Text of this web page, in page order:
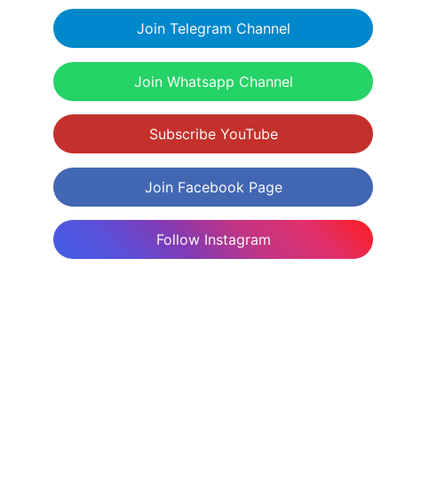
Join Telegram Channel
Join Whatsapp Channel
Subscribe YouTube
Join Facebook Page
Follow Instagram